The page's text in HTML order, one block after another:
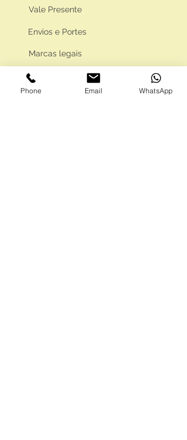
Vale Presente
Envios e Portes
Marcas legais
Programa Fidelidade
Phone Email WhatsApp